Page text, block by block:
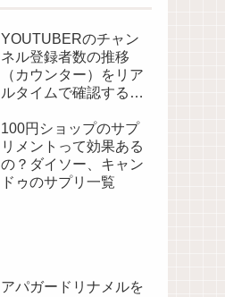
YOUTUBERのチャン
ネル登録者数の推移
（カウンター）をリア
ルタイムで確認する方
100円ショップのサプ
リメントって効果ある
の？ダイソー、キャン
ドゥのサプリ一覧
アパガードリナメルを